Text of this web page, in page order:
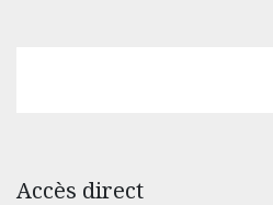
Accès direct